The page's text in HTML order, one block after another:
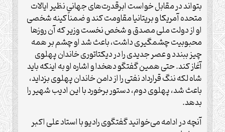
بتواند در مقابل خواست ابرقدرت‌های جهانی نظیر ایالات
متحده آمریکا و بریتانیا مقاومت کند و ضمناً کینه شخصی
او از دولت ملی مصدق و شخص نخست وزیر که آن روزها
محبوبیت چشمگیری داشت، باعث شد او چشم بر همه
چیز ببندد و عصر جدیدی را در دیکتاتوری خاندان پهلوی
آغاز کند. حتی همین گفتگو دهخدا و اشاره او به اینکه باید
شاه لکه ننگ قرارداد نفتی را از دامن خاندان پهلوی بزداید،
باعث شد، پهلوی دوم، دستور برخورد با این ادیب شهیر را
بدهد.
آنچه در ادامه می‌خوانید گفتگوی رادیو با استاد علی اکبر